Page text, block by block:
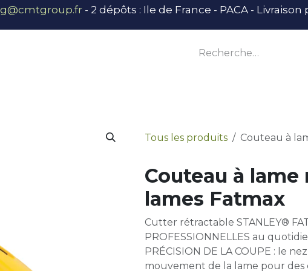
- 2 dépôts : Ile de France - PACA -
Tous les produits Couteau à
Couteau à lame
lames Fatmax
Cutter rétractable STANLEY®
PROFESSIONNELLES au
PRÉCISION DE LA COUPE : le
mouvement de la lame pour des